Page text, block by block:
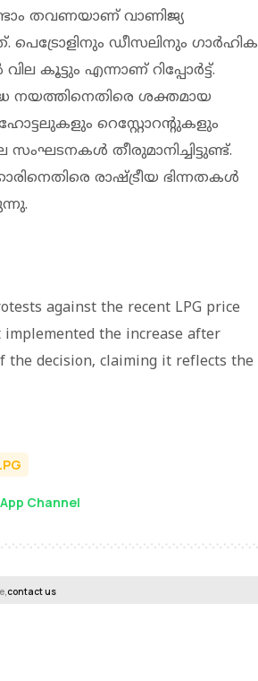
തവണയാണ് വാണിജ്യ
ഡീസലിനും ഗാര്‍ഹിക
കൂട്ടും എന്നാണ് റിപ്പോര്‍ട്ട്.
നയത്തിനെതിരെ ശക്തമായ
റെസ്റ്റോറന്റുകളും
സംഘടനകള്‍ തീരുമാനിച്ചിട്ടുണ്ട്.
രാഷ്ട്രീയ ഭിന്നതകള്‍
against the recent LPG price
the increase after
the decision, claiming it reflects the
Channel
contact us